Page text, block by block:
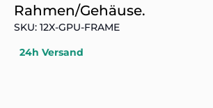
Rahmen/Gehäuse.
SKU: 12X-GPU-FRAME
24h Versand